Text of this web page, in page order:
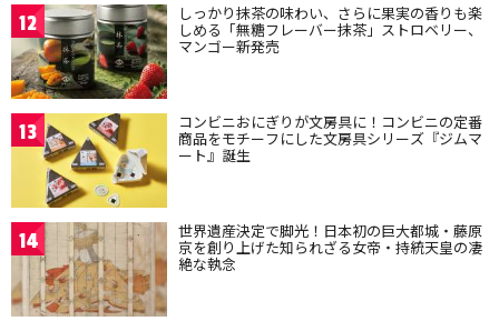
12 しっかり抹茶の味わい、さらに果実の香りも楽
しめる「無糖フレーバー抹茶」ストロベリー、
マンゴー新発売
13 コンビニおにぎりが文房具に！コンビニの定番
商品をモチーフにした文房具シリーズ『ジムマ
ート』誕生
14 世界遺産決定で脚光！日本初の巨大都城・藤原
京を創り上げた知られざる女帝・持統天皇の凄
絶な執念